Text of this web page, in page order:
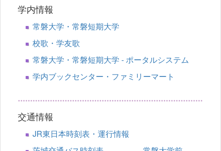
学内情報
常磐大学・常磐短期大学
校歌・学友歌
常磐大学・常磐短期大学 - ポータルシステム
学内ブックセンター・ファミリーマート
交通情報
JR東日本時刻表・運行情報